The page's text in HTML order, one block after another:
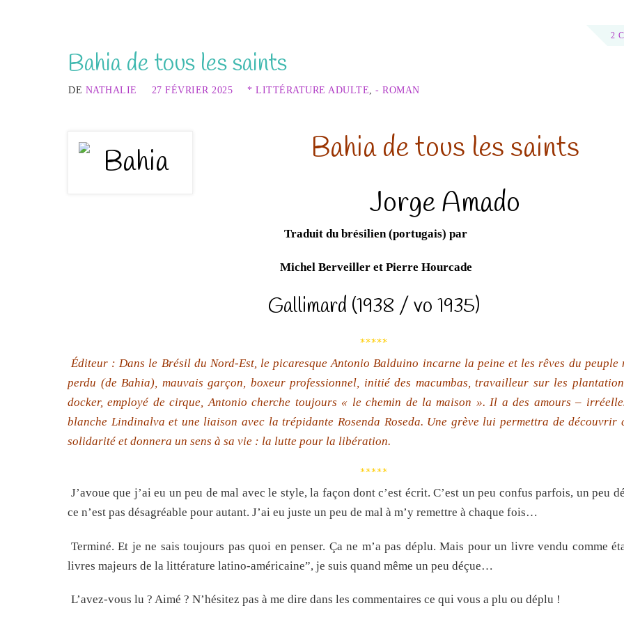
2
Bahia de tous les saints
DE NATHALIE 27 FÉVRIER 2025 * LITTÉRATURE ADULTE - ROMAN
Bahia de tous les saints
Jorge Amado
Traduit du brésilien (portugais) par
Michel Berveiller et Pierre Hourcade
Gallimard (1938 / vo 1935)
*****
Éditeur : Dans le Brésil du Nord-Est, le picaresque Antonio Balduino incarne la peine et les rêves du peuple
perdu (de Bahia), mauvais garçon, boxeur professionnel, initié des macumbas, travailleur sur les
docker, employé de cirque, Antonio cherche toujours « le chemin de la maison ». Il a des amours –
blanche Lindinalva et une liaison avec la trépidante Rosenda Roseda. Une grève lui permettra de découvrir
solidarité et donnera un sens à sa vie : la lutte pour la libération.
*****
J’avoue que j’ai eu un peu de mal avec le style, la façon dont c’est écrit. C’est un peu confus parfois, un peu
ce n’est pas désagréable pour autant. J’ai eu juste un peu de mal à m’y remettre à chaque fois…
Terminé. Et je ne sais toujours pas quoi en penser. Ça ne m’a pas déplu. Mais pour un livre vendu comme
livres majeurs de la littérature latino-américaine”, je suis quand même un peu déçue…
L’avez-vous lu ? Aimé ? N’hésitez pas à me dire dans les commentaires ce qui vous a plu ou déplu !